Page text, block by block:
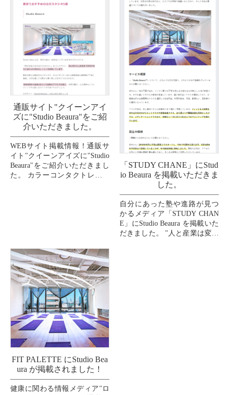
通販サイト"クイーンアイ
ズに"Studio Beaura"をご紹
介いただきました。
WEBサイト掲載情報！通販サ
イト"クイーンアイズに"Studio
Beaura"をご紹介いただきまし
た。 カラーコンタクトレンズ
「STUDY CHANE」にStud
io Beaura を掲載いただきま
した。
自分にあった塾や進路が見つ
かるメディア「STUDY CHAN
E」にStudio Beaura を掲載いた
だきました。 "人と産業は変わ
FIT PALETTE にStudio Bea
ura が掲載されました！
健康に関わる情報メディア"ロ